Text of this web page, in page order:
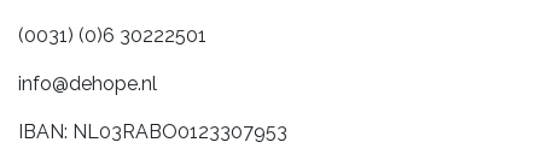
(0031) (0)6 30222501
info@dehope.nl
IBAN: NL03RABO0123307953